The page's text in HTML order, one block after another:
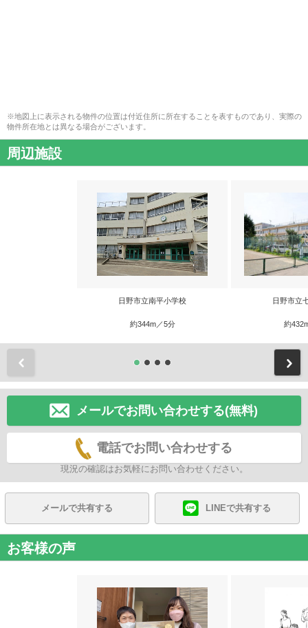
※地図上に表示される物件の位置は付近住所に所在することを表すものであり、実際の
物件所在地とは異なる場合がございます。
周辺施設
日野市立南平小学校
約344m／5分
日野市立
約
メールでお問い合わせする(無料)
電話でお問い合わせする
現況の確認はお気軽にお問い合わせください。
メールで共有する LINEで共有する
お客様の声